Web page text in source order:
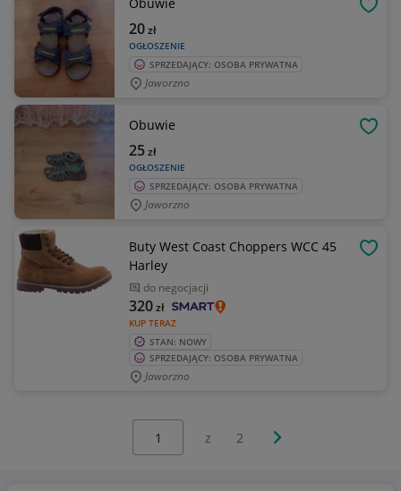
OGŁOSZENIE
20zł
SPRZEDAJĄCY: OSOBA PRYWATNA
Jaworzno
Obuwie
OGŁOSZENIE
25zł
SPRZEDAJĄCY: OSOBA PRYWATNA
Jaworzno
Buty West Coast Choppers WCC 45
Harley
do negocjacji
KUP TERAZ
320zł
STAN: NOWY
SPRZEDAJĄCY: OSOBA PRYWATNA
Jaworzno
z 2 Następna strona